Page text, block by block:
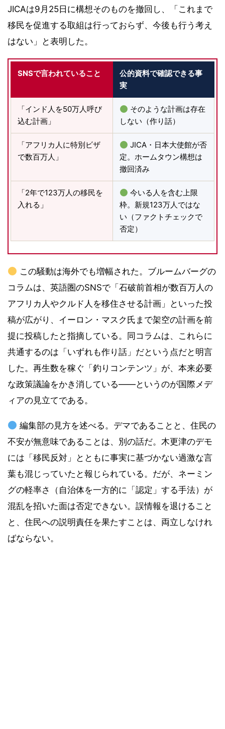
JICAは9月25日に構想そのものを撤回し、「これまで
移民を促進する取組は行っておらず、今後も行う考え
はない」と表明した。
SNSで言われていること
公的資料で確認できる事
実
「インド人を50万人呼び
込む計画」
そのような計画は存在
しない（作り話）
「アフリカ人に特別ビザ
で数百万人」
JICA・日本大使館が否
定。ホームタウン構想は
撤回済み
「2年で123万人の移民を
入れる」
今いる人を含む上限
枠。新規123万人ではな
い（ファクトチェックで
否定）
この騒動は海外でも増幅された。ブルームバーグの
コラムは、英語圏のSNSで「石破前首相が数百万人の
アフリカ人やクルド人を移住させる計画」といった投
稿が広がり、イーロン・マスク氏まで架空の計画を前
提に投稿したと指摘している。同コラムは、これらに
共通するのは「いずれも作り話」だという点だと明言
した。再生数を稼ぐ「釣りコンテンツ」が、本来必要
な政策議論をかき消している――というのが国際メデ
ィアの見立てである。
編集部の見方を述べる。デマであることと、住民の
不安が無意味であることは、別の話だ。木更津のデモ
には「移民反対」とともに事実に基づかない過激な言
葉も混じっていたと報じられている。だが、ネーミン
グの軽率さ（自治体を一方的に「認定」する手法）が
混乱を招いた面は否定できない。誤情報を退けること
と、住民への説明責任を果たすことは、両立しなけれ
ばならない。